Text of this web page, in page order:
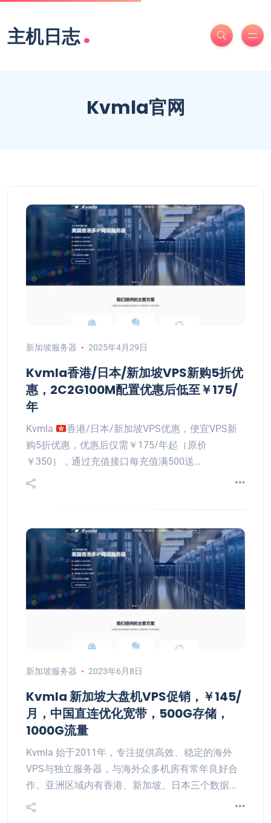
主机日志.
Kvmla官网
新加坡服务器 2025年4月29日
Kvmla香港/日本/新加坡VPS新购5折优
惠，2C2G100M配置优惠后低至￥175/
年
Kvmla
香港/日本/新加坡VPS优惠，便宜VPS新
购5折优惠，优惠后仅需￥175/年起（原价
￥350），通过充值接口每充值满500送…
新加坡服务器 2023年6月8日
Kvmla 新加坡大盘机VPS促销，￥145/
月，中国直连优化宽带，500G存储，
1000G流量
Kvmla 始于2011年，专注提供高效、稳定的海外
VPS与独立服务器，与海外众多机房有常年良好合
作。亚洲区域内有香港、新加坡、日本三个数据…